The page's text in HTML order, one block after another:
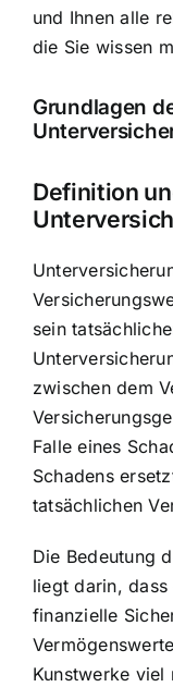
und Ihnen alle
die Sie wissen
Grundlagen
Definition
sein
zwischen dem
Falle eines
Schadens
tatsächlichen
Die Bedeutung
liegt darin, dass
finanzielle
Kunstwerke viel